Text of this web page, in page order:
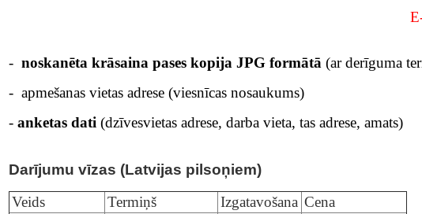
- noskanēta krāsaina pases kopija JPG formātā (ar derīguma
- apmešanas vietas adrese (viesnīcas nosaukums)
- anketas dati (dzīvesvietas adrese, darba vieta, tas adrese, amats)
Darījumu vīzas (Latvijas pilsoņiem)
Veids
Termiņš Izgatavošana Cena